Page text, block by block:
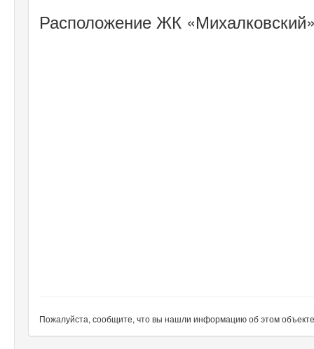
Расположение ЖК
Пожалуйста, сообщите, что вы нашли информацию об этом